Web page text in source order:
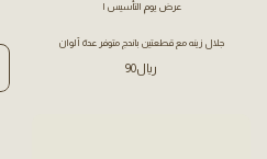
عرض يوم التأسيس ١
جلال زينه مع قطعتين باندج متوفر عدة ألوان
﷼90